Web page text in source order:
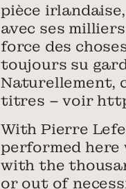
pièce
avec ses
force des
toujours su
Naturellement,
titres – voir
With Pierre
performed
with the
or out of